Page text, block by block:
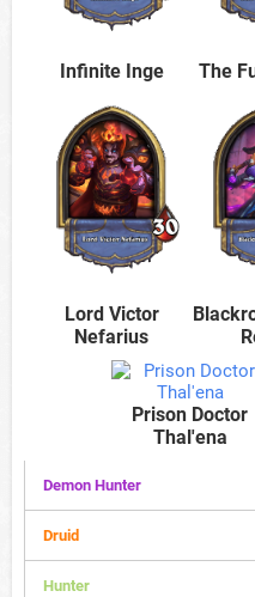
Infinite Inge The
Lord Victor
Nefarius
Prison Doctor
Thal'ena
Demon Hunter
Druid
Hunter